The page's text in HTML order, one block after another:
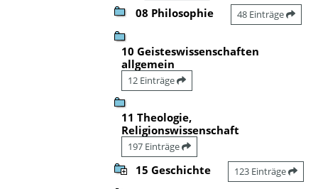
08 Philosophie 48 Einträge
10 Geisteswissenschaften
allgemein
12 Einträge
11 Theologie,
Religionswissenschaft
197 Einträge
15 Geschichte 123 Einträge